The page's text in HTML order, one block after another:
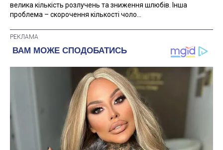
велика кількість розлучень та зниження шлюбів. Інша
проблема – скорочення кількості чоло...